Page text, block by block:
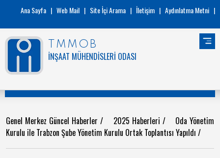
Ana Sayfa | Web Mail | Site İçi Arama | İletişim | Aydınlatma Metni |
TMMOB
İNŞAAT MÜHENDİSLERİ ODASI
Genel Merkez Güncel Haberler/ 2025 Haberleri / Oda Yönetim
Kurulu ile Trabzon Şube Yönetim Kurulu Ortak Toplantısı Yapıldı /